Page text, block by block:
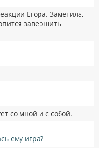
Егора. Заметила,
завершить
со мной и с собой.
ему игра?